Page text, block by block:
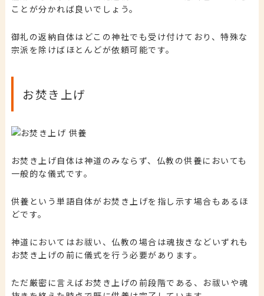
ことが分かれば良いでしょう。
御礼の返納自体はどこの神社でも受け付けており、特殊な
宗派を除けばほとんどが依頼可能です。
お焚き上げ
お焚き上げ自体は神道のみならず、仏教の供養においても
一般的な儀式です。
供養という単語自体がお焚き上げを指し示す場合もあるほ
どです。
神道においてはお祓い、仏教の場合は魂抜きなどいずれも
お焚き上げの前に儀式を行う必要があります。
ただ厳密に言えばお焚き上げの前段階である、お祓いや魂